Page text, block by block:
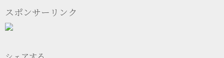
スポンサーリンク